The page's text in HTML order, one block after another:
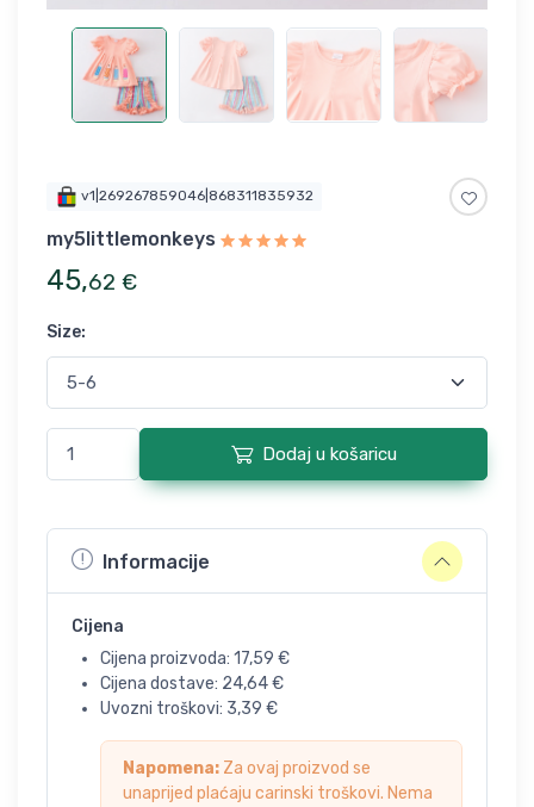
v1|269267859046|868311835932
my5littlemonkeys
45,62 €
Size:
Dodaj u košaricu
Informacije
Cijena
Cijena proizvoda: 17,59 €
Cijena dostave: 24,64€
Uvozni troškovi: 3,39 €
Napomena: Za ovaj proizvod se
unaprijed plaćaju carinski troškovi. Nema